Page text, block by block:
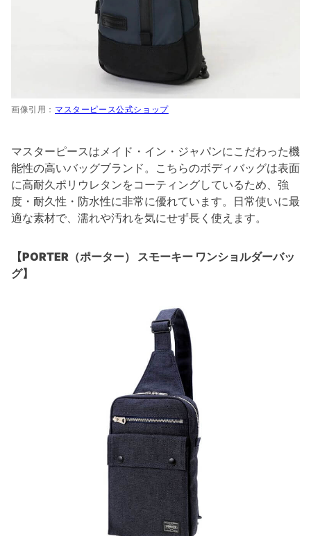
画像引用： マスターピース公式ショップ
マスターピースはメイド・イン・ジャパンにこだわった機
能性の高いバッグブランド。こちらのボディバッグは表面
に高耐久ポリウレタンをコーティングしているため、強
度・耐久性・防水性に非常に優れています。日常使いに最
適な素材で、濡れや汚れを気にせず長く使えます。
【PORTER（ポーター） スモーキー ワンショルダーバッ
グ】